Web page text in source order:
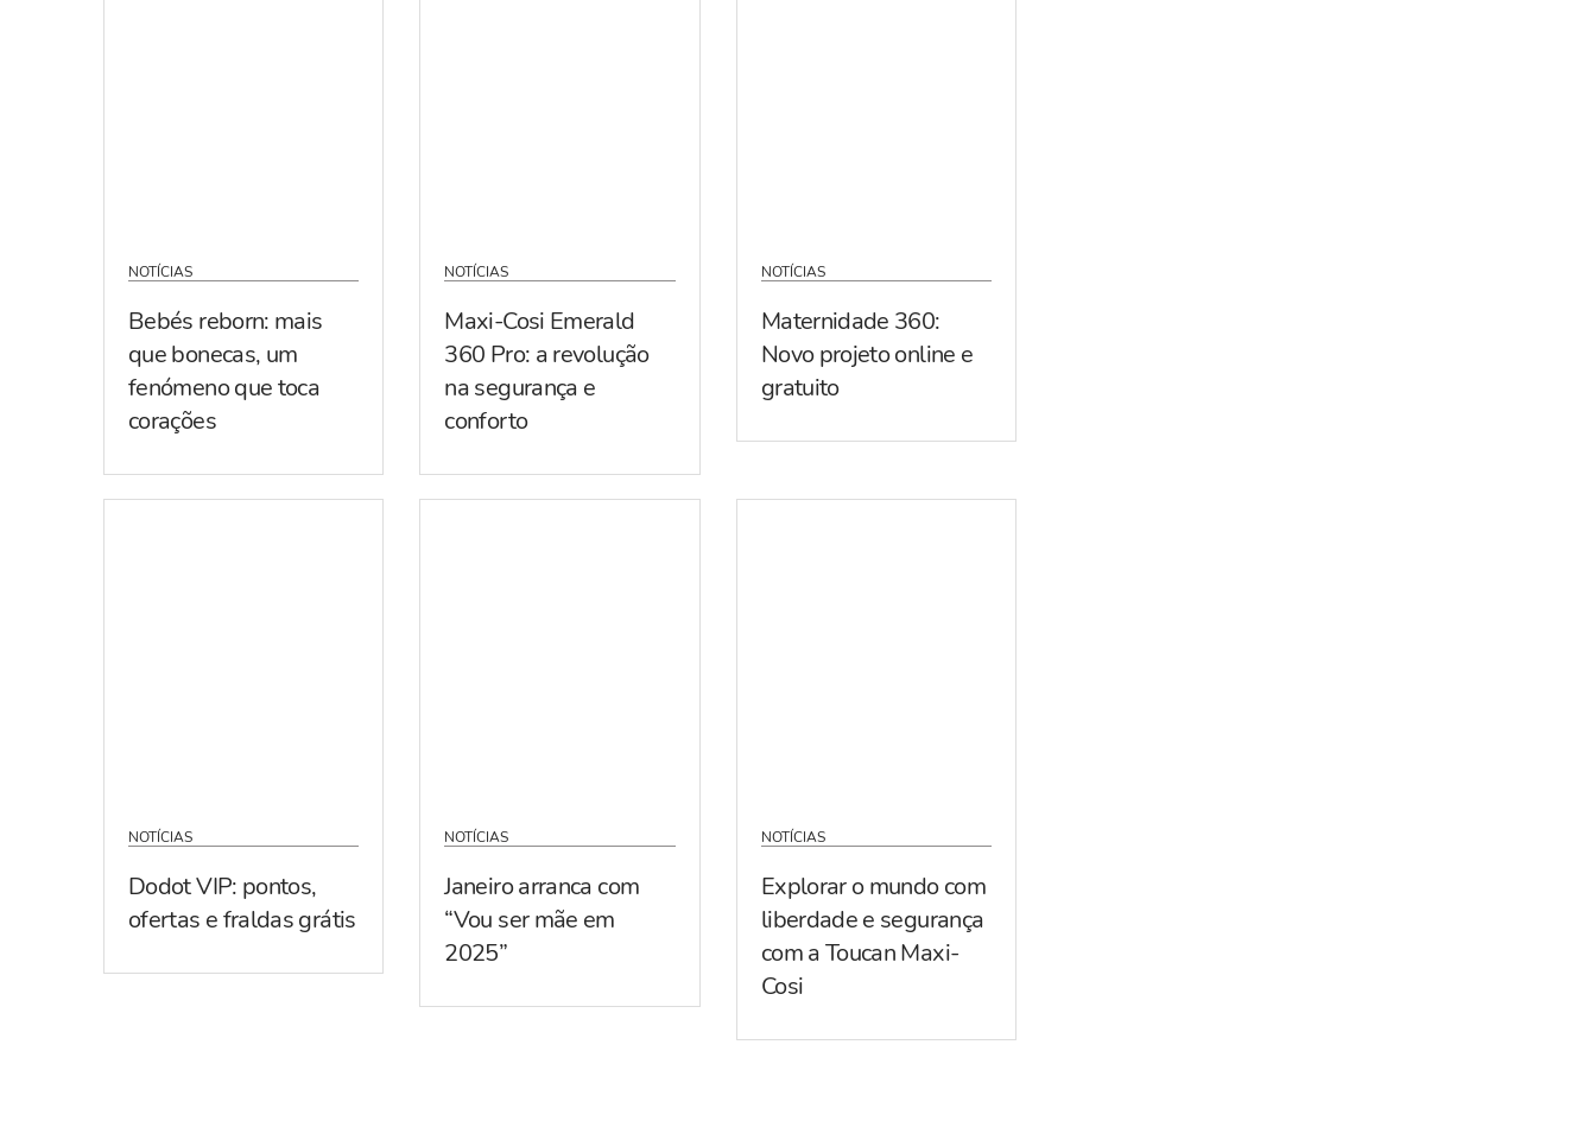
NOTÍCIAS
Bebés reborn: mais
que bonecas, um
fenómeno que toca
corações
NOTÍCIAS
Maxi-Cosi Emerald
360 Pro: a revolução
na segurança e
conforto
NOTÍCIAS
Maternidade 360:
Novo projeto online e
gratuito
NOTÍCIAS
Dodot VIP: pontos,
ofertas e fraldas grátis
NOTÍCIAS
Janeiro arranca com
“Vou ser mãe em
2025”
NOTÍCIAS
Explorar o mundo com
liberdade e segurança
com a Toucan Maxi-
Cosi